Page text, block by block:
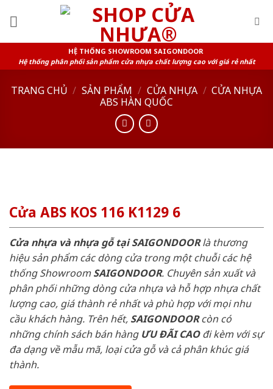
HỆ THỐNG SHOWROOM SAIGONDOOR
Hệ thống phân phối sản phẩm cửa nhựa chất lượng cao với giá rẻ nhất
TRANG CHỦ / SẢN PHẨM / CỬA NHỰA / CỬA NHỰA
ABS HÀN QUỐC
Cửa ABS KOS 116 K1129 6
Cửa nhựa và nhựa gỗ tại SAIGONDOORlà thương
hiệu sản phẩm các dòng cửa trong một chuỗi các hệ
thống ShowroomSAIGONDOOR. Chuyên sản xuất và
phân phối những dòng cửa nhựa và hỗ hợp nhựa chất
lượng cao, giá thành rẻ nhất và phù hợp với mọi nhu
cầu khách hàng. Trên hết, SAIGONDOORcòn có
những chính sách bán hàng ƯU ĐÃI CAOđi kèm với sự
đa dạng về mẫu mã, loại cửa gỗ và cả phân khúc giá
thành.